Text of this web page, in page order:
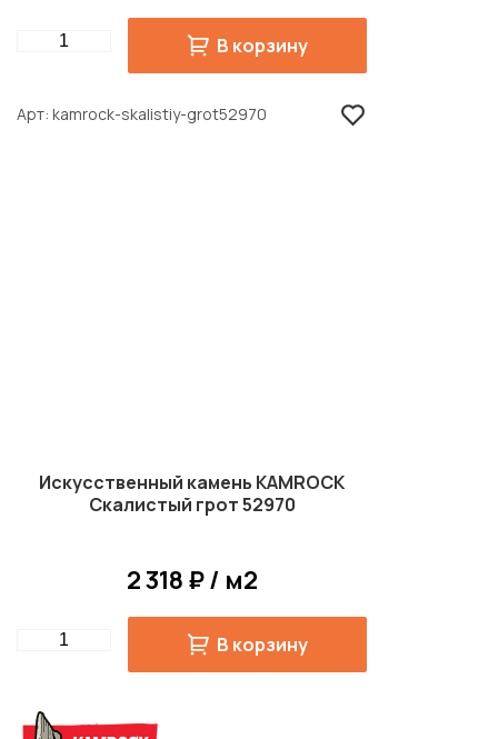
Quantity В корзину
Арт kamrock-skalistiy-grot52970
Искусственный камень KAMROCK
Скалистый грот 52970
2 318 ₽ / м2
Quantity В корзину